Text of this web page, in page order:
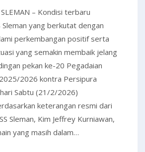
SLEMAN – Kondisi terbaru
Sleman yang berkutat dengan
perkembangan positif serta
yang semakin membaik jelang
pekan ke-20 Pegadaian
2026 kontra Persipura
Sabtu (21/2/2026)
keterangan resmi dari
Sleman, Kim Jeffrey Kurniawan,
yang masih dalam…